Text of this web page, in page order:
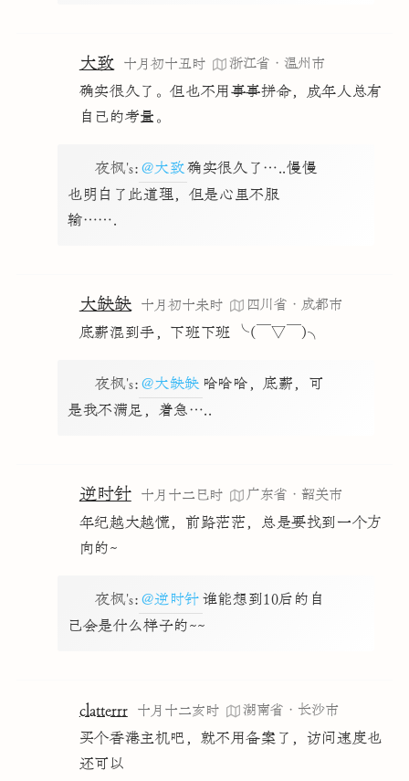
大致 十月初十丑时
浙江省·温州市
确实很久了。但也不用事事拼命，成年人总有
自己的考量。
夜枫's: @大致确实很久了…..慢慢
也明白了此道理，但是心里不服
输…….
大缺缺 十月初十未时
四川省·成都市
底薪混到手，下班下班 ╰(￣▽￣)╮
夜枫's: @大缺缺 哈哈哈，底薪，可
是我不满足，着急…..
逆时针 十月十二巳时
广东省·韶关市
年纪越大越慌，前路茫茫，总是要找到一个方
向的~
夜枫's: @逆时针 谁能想到10后的自
己会是什么样子的~~
clatterrr 十月十二亥时
湖南省·长沙市
买个香港主机吧，就不用备案了，访问速度也
还可以